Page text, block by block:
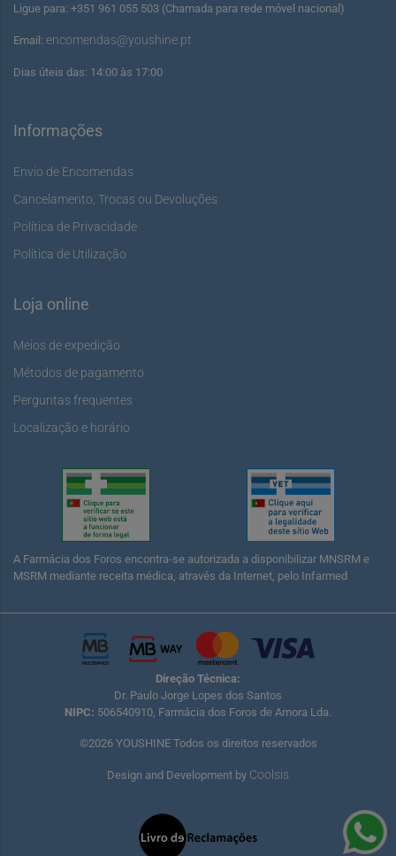
Ligue para: +351 961 055 503 (Chamada para rede móvel nacional)
Email: encomendas@youshine.pt
Dias úteis das: 14:00 às 17:00
Informações
Envio de Encomendas
Cancelamento, Trocas ou Devoluções
Política de Privacidade
Política de Utilização
Loja online
Meios de expedição
Métodos de pagamento
Perguntas frequentes
Localização e horário
A Farmácia dos Foros encontra-se autorizada a disponibilizar MNSRM e
MSRM mediante receita médica, através da Internet, pelo Infarmed
Direção Técnica:
Dr. Paulo Jorge Lopes dos Santos
NIPC: 506540910, Farmácia dos Foros de Amora Lda.
©2026 YOUSHINE Todos os direitos reservados
Design and Development by Coolsis